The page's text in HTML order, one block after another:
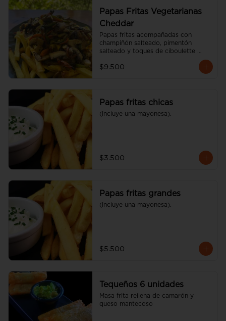
Papas Fritas Vegetarianas
Cheddar
Papas fritas acompañadas con
champiñón salteado, pimentón
salteado y toques de ciboulette
$9.500
Papas fritas chicas
(incluye una mayonesa).
$3.500
Papas fritas grandes
(incluye una mayonesa).
$5.500
Tequeños 6 unidades
Masa frita rellena de camarón y
queso mantecoso